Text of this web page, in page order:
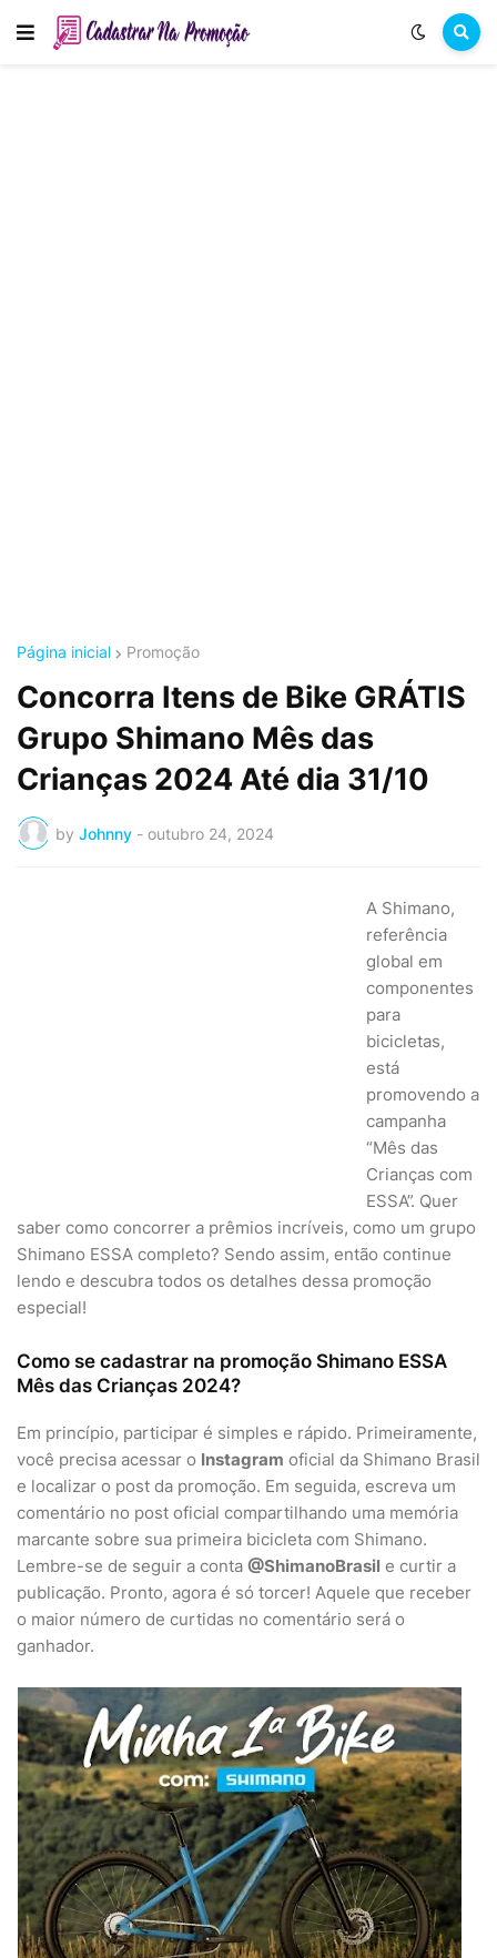
Página inicial Promoção
Concorra Itens de Bike GRÁTIS
Grupo Shimano Mês das
Crianças 2024 Até dia 31/10
by Johnny - outubro 24, 2024
A Shimano,
referência
global em
componentes
para
bicicletas,
está
promovendo a
campanha
“Mês das
Crianças com
ESSA”. Quer
saber como concorrer a prêmios incríveis, como um grupo
Shimano ESSA completo? Sendo assim, então continue
lendo e descubra todos os detalhes dessa promoção
especial!
Como se cadastrar na promoção Shimano ESSA
Mês das Crianças 2024?
Em princípio, participar é simples e rápido. Primeiramente,
você precisa acessar o Instagram oficial da Shimano Brasil
e localizar o post da promoção. Em seguida, escreva um
comentário no post oficial compartilhando uma memória
marcante sobre sua primeira bicicleta com Shimano.
Lembre-se de seguir a conta @ShimanoBrasil e curtir a
publicação. Pronto, agora é só torcer! Aquele que receber
o maior número de curtidas no comentário será o
ganhador.